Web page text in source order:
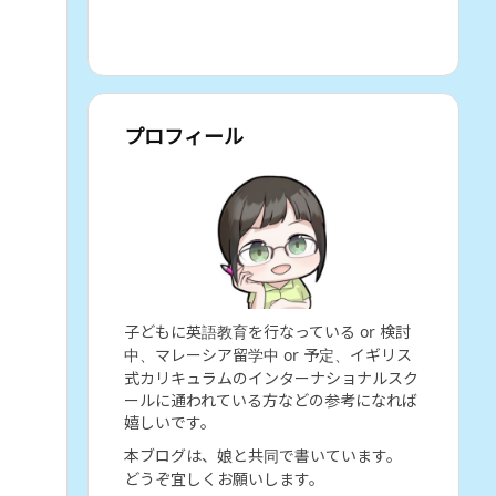
プロフィール
子どもに英語教育を行なっている or 検討
中、マレーシア留学中 or 予定、イギリス
式カリキュラムのインターナショナルスク
ールに通われている方などの参考になれば
嬉しいです。
本ブログは、娘と共同で書いています。
どうぞ宜しくお願いします。